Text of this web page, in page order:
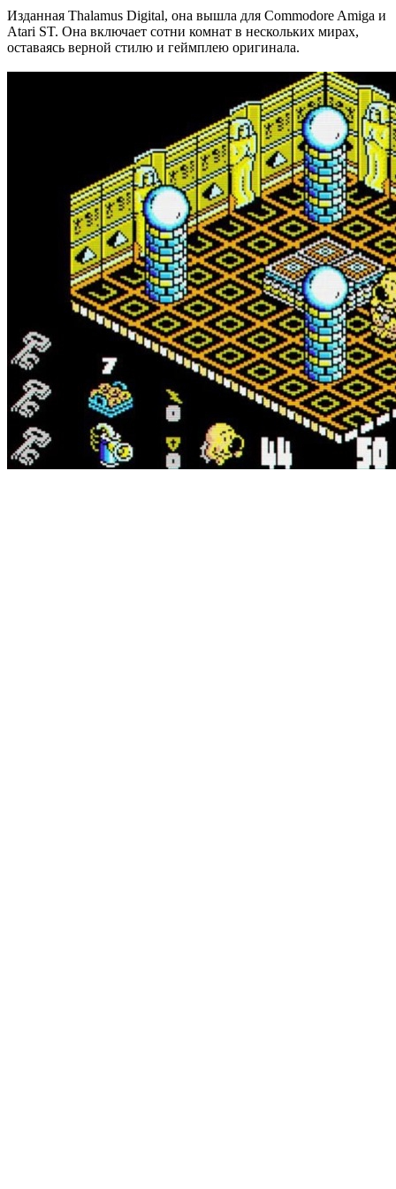
Изданная Thalamus Digital, она вышла для Commodore Amiga и
Atari ST. Она включает сотни комнат в нескольких мирах,
оставаясь верной стилю и геймплею оригинала.